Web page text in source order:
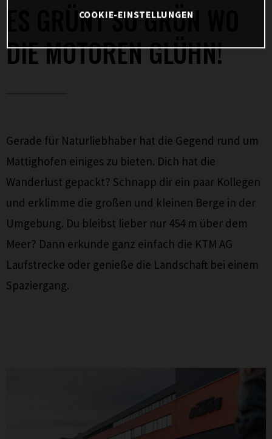
ES GRÜNT SO GRÜN WO
DIE MOTOREN GLÜHN!
Gerade für Naturliebhaber hat die Gegend rund um
Mattighofen einiges zu bieten. Dich hat die
Wanderlust gepackt? Schnapp dir ein paar Kollegen
und erklimme die großen und kleinen Berge in der
Umgebung. Du bleibst lieber nur 454 m über dem
Meer? Dann erkunde ganz einfach die KTM AG
Laufstrecke oder genieße die Landschaft bei einem
Spaziergang.
COOKIE-EINSTELLUNGEN